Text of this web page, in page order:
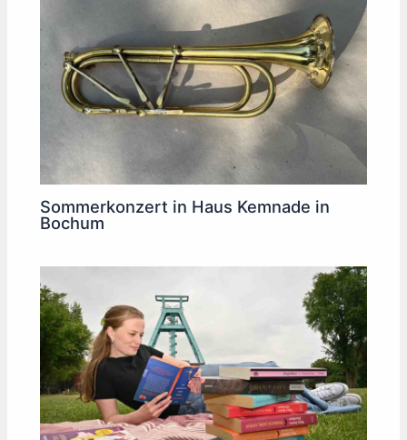
Sommerkonzert in Haus Kemnade in
Bochum